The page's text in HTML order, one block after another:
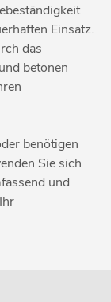
Einsatz.
das
betonen
benötigen
Sie sich
und